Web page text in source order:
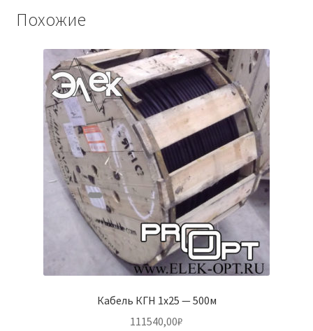
Похожие
Кабель КГН 1х25 — 500м
111540,00₽